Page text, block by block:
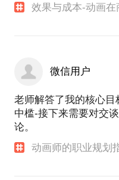
效果与成本-动画
微信用户
老师解答了我的核心
中槛-接下来需要对交
论。
动画师的职业规划